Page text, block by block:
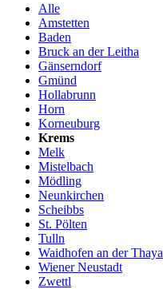
Alle
Amstetten
Baden
Bruck an der Leitha
Gänserndorf
Gmünd
Hollabrunn
Horn
Korneuburg
Krems
Melk
Mistelbach
Mödling
Neunkirchen
Scheibbs
St. Pölten
Tulln
Waidhofen an der Thaya
Wiener Neustadt
Zwettl